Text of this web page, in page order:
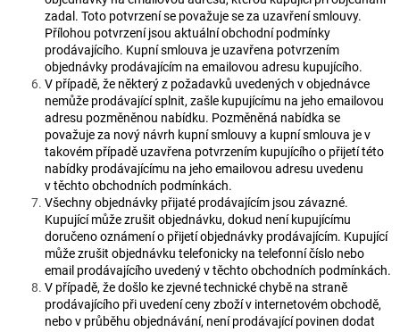
zadal. Toto potvrzení se považuje se za uzavření smlouvy.
Přílohou potvrzení jsou aktuální obchodní podmínky
prodávajícího. Kupní smlouva je uzavřena potvrzením
objednávky prodávajícím na emailovou adresu kupujícího.
V případě, že některý z požadavků uvedených v objednávce
nemůže prodávající splnit, zašle kupujícímu na jeho emailovou
adresu pozměněnou nabídku. Pozměněná nabídka se
považuje za nový návrh kupní smlouvy a kupní smlouva je v
takovém případě uzavřena potvrzením kupujícího o přijetí této
nabídky prodávajícímu na jeho emailovou adresu uvedenu
v těchto obchodních podmínkách.
Všechny objednávky přijaté prodávajícím jsou závazné.
Kupující může zrušit objednávku, dokud není kupujícímu
doručeno oznámení o přijetí objednávky prodávajícím. Kupující
může zrušit objednávku telefonicky na telefonní číslo nebo
email prodávajícího uvedený v těchto obchodních podmínkách.
V případě, že došlo ke zjevné technické chybě na straně
prodávajícího při uvedení ceny zboží v internetovém obchodě,
nebo v průběhu objednávání, není prodávající povinen dodat